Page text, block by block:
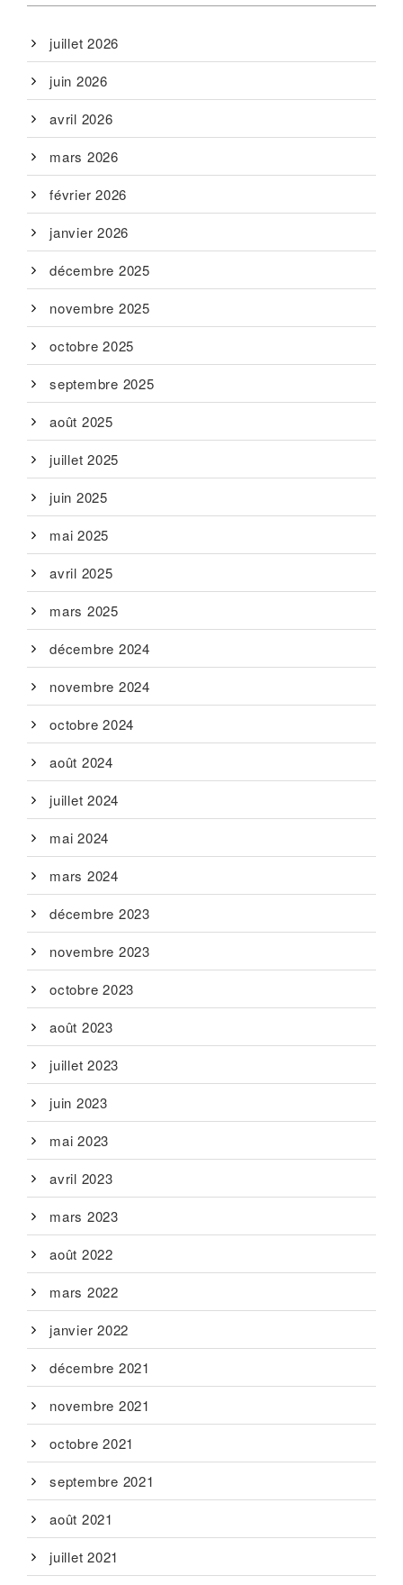
juillet 2026
juin 2026
avril 2026
mars 2026
février 2026
janvier 2026
décembre 2025
novembre 2025
octobre 2025
septembre 2025
août 2025
juillet 2025
juin 2025
mai 2025
avril 2025
mars 2025
décembre 2024
novembre 2024
octobre 2024
août 2024
juillet 2024
mai 2024
mars 2024
décembre 2023
novembre 2023
octobre 2023
août 2023
juillet 2023
juin 2023
mai 2023
avril 2023
mars 2023
août 2022
mars 2022
janvier 2022
décembre 2021
novembre 2021
octobre 2021
septembre 2021
août 2021
juillet 2021